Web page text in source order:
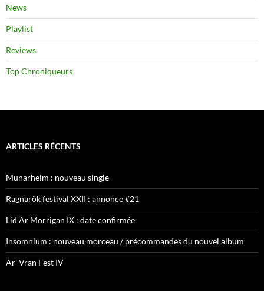
News
Playlist
Reviews
Top Chroniqueurs
ARTICLES RÉCENTS
Munarheim : nouveau single
Ragnarök festival XXII : annonce #21
Lid Ar Morrigan IX : date confirmée
Insomnium : nouveau morceau / précommandes du nouvel album
Ar’ Vran Fest IV